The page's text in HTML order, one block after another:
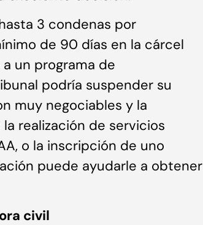
3 condenas por
de 90 días en la cárcel
un programa de
podría suspender su
muy negociables y la
realización de servicios
o la inscripción de uno
puede ayudarle a obtener
civil